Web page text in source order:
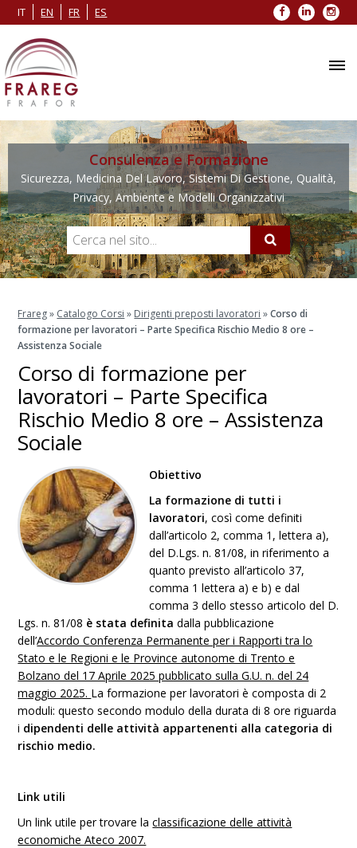
IT EN FR ES Facebook
LinkedIn
Consulenza e Formazione
Sicurezza, Medicina Del Lavoro, Sistemi Di Gestione, Qualità,
Privacy, Ambiente e Modelli Organizzativi
Frareg» Catalogo Corsi » Dirigenti preposti lavoratori »Corso di
formazione per lavoratori – Parte Specifica Rischio Medio 8 ore –
Assistenza Sociale
Corso di formazione per
lavoratori – Parte Specifica
Rischio Medio 8 ore – Assistenza
Sociale
Obiettivo
La formazione di tutti i
lavoratori, così come definiti
dall’articolo 2, comma 1, lettera a),
del D.Lgs. n. 81/08, in riferimento a
quanto previsto all’articolo 37,
comma 1 lettera a) e b) e dal
comma 3 dello stesso articolo del D.
Lgs. n. 81/08 è stata definita dalla pubblicazione
dell’Accordo Conferenza Permanente per i Rapporti tra lo
Stato e le Regioni e le Province autonome di Trento e
Bolzano del 17 Aprile 2025 pubblicato sulla G.U. n. del 24
maggio 2025. La formazione per lavoratori è composta di 2
moduli: questo secondo modulo della durata di 8 ore riguarda
i dipendenti delle attività appartenenti alla categoria di
rischio medio.
Link utili
Un link utile per trovare laclassificazione delle attività
economiche Ateco 2007.